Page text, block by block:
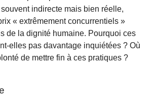
indirecte mais bien réelle,
« extrêmement concurrentiels »
de la dignité humaine. Pourquoi ces
elles pas davantage inquiétées ? Où
de mettre fin à ces pratiques ?